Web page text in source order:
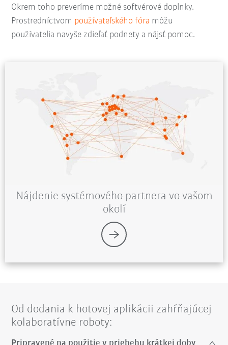
Okrem toho preveríme možné softvérové doplnky.
Prostredníctvom používateľského fóra môžu
používatelia navyše zdieľať podnety a nájsť pomoc.
Nájdenie systémového partnera vo vašom
okolí
Od dodania k hotovej aplikácii zahŕňajúcej
kolaboratívne roboty: